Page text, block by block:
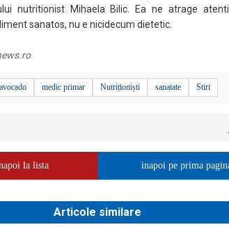
nutritionist Mihaela Bilic. Ea ne atrage
sanatos, nu e nicidecum dietetic.
avocado medic primar Nutriționiști sanatate Stiri
la lista inapoi pe prima
Articole similare